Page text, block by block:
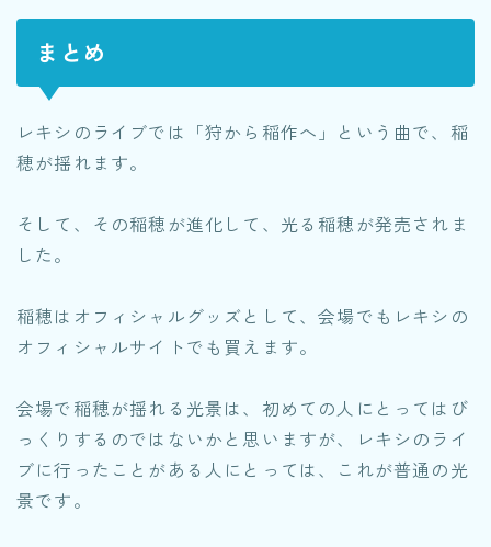
まとめ
レキシのライブでは「狩から稲作へ」という曲で、稲
穂が揺れます。
そして、その稲穂が進化して、光る稲穂が発売されま
した。
稲穂はオフィシャルグッズとして、会場でもレキシの
オフィシャルサイトでも買えます。
会場で稲穂が揺れる光景は、初めての人にとってはび
っくりするのではないかと思いますが、レキシのライ
ブに行ったことがある人にとっては、これが普通の光
景です。